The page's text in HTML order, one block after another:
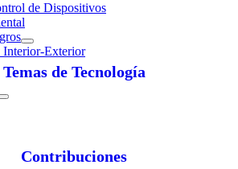
de Dispositivos
Interior-Exterior
Temas de Tecnología
Contribuciones